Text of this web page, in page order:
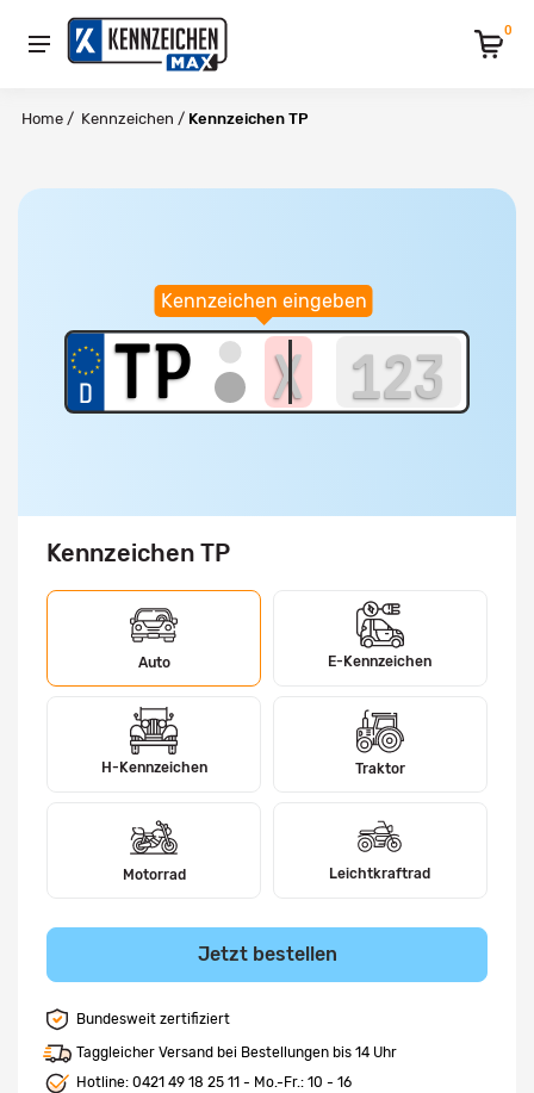
0
Home / Kennzeichen / Kennzeichen TP
Kennzeichen eingeben
Kennzeichen TP
Auto E-Kennzeichen
H-Kennzeichen Traktor
Motorrad Leichtkraftrad
Jetzt bestellen
Bundesweit zertifiziert
Taggleicher Versand bei Bestellungen bis 14 Uhr
Hotline: 0421 49 18 25 11 - Mo.-Fr.: 10 - 16